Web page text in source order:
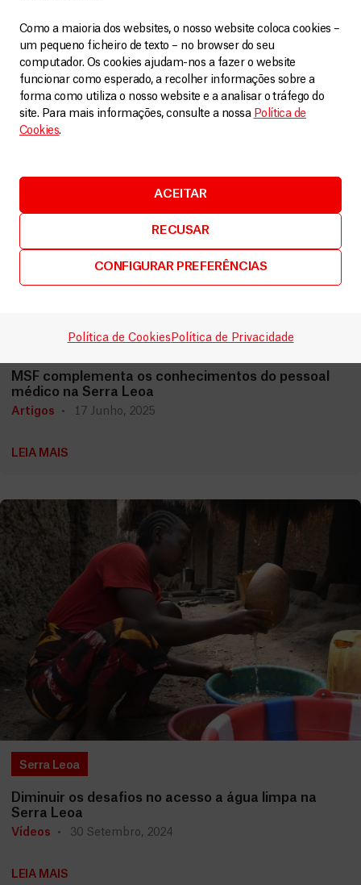
Como a maioria dos websites, o nosso website coloca cookies –
um pequeno ficheiro de texto – no browser do seu
computador. Os cookies ajudam-nos a fazer o website
funcionar como esperado, a recolher informações sobre a
forma como utiliza o nosso website e a analisar o tráfego do
site. Para mais informações, consulte a nossa Política de
Cookies.
ACEITAR
RECUSAR
CONFIGURAR PREFERÊNCIAS
Política de Cookies Política de Privacidade
Relacionados
Serra Leoa
MSF complementa os conhecimentos do pessoal
médico na Serra Leoa
Artigos 17 Junho, 2025
LEIA MAIS
Serra Leoa
Diminuir os desafios no acesso a água limpa na
Serra Leoa
Vídeos 30 Setembro, 2024
LEIA MAIS